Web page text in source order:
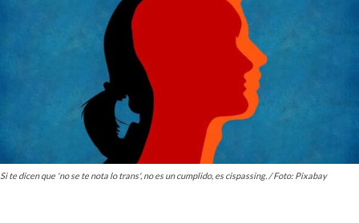
Si te dicen que 'no se te nota lo trans', no es un cumplido, es cispassing. / Foto: Pixabay